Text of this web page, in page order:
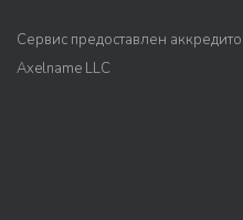
Сервис предоставлен
Axelname LLC